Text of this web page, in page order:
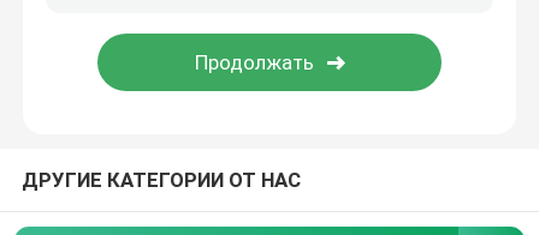
ДРУГИЕ КАТЕГОРИИ ОТ НАС